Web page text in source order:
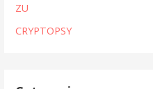
ZU
CRYPTOPSY